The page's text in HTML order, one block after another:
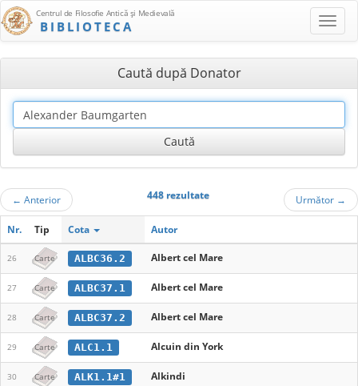
Centrul de Filosofie Antică şi Medievală
BIBLIOTECA
Caută după Donator
← Anterior 448 rezultate Următor →
Nr. Tip Cota Autor
26 Carte ALBC36.2 Albert cel Mare
27 Carte ALBC37.1 Albert cel Mare
28 Carte ALBC37.2 Albert cel Mare
29 Carte ALC1.1 Alcuin din York
30 Carte ALK1.1#1 Alkindi